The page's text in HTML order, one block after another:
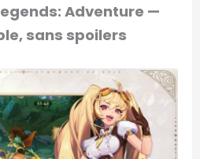
Adventure —
sans spoilers